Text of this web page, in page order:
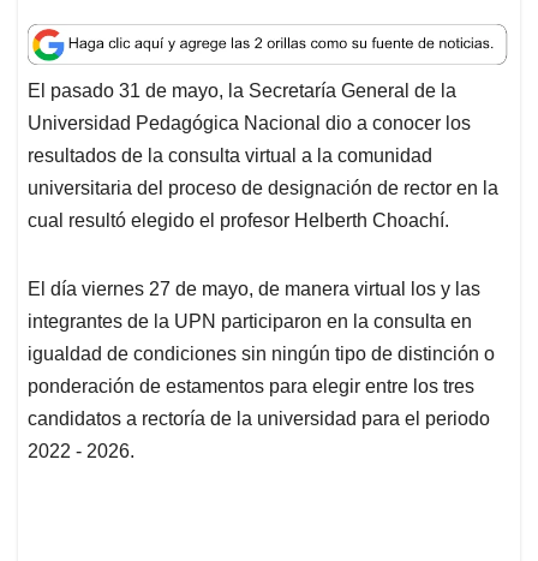
a
t
s
A
p
p
c
e
b
o
o
k
n
k
e
d
I
n
a
i
l
r
e
a
d
s
El pasado 31 de mayo, la Secretaría General de la
Universidad Pedagógica Nacional dio a conocer los
resultados de la consulta virtual a la comunidad
universitaria del proceso de designación de rector en la
cual resultó elegido el profesor Helberth Choachí.
El día viernes 27 de mayo, de manera virtual los y las
integrantes de la UPN participaron en la consulta en
igualdad de condiciones sin ningún tipo de distinción o
ponderación de estamentos para elegir entre los tres
candidatos a rectoría de la universidad para el periodo
2022 - 2026.